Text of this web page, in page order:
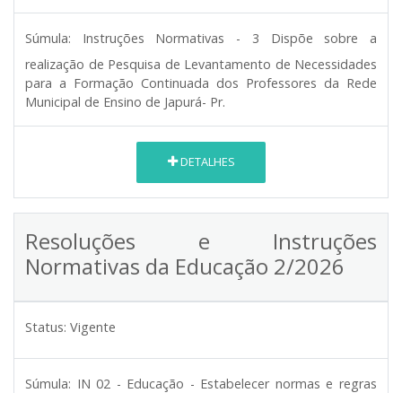
Súmula:
Instruções Normativas - 3 Dispõe sobre a
realização de Pesquisa de Levantamento de Necessidades
para a Formação Continuada dos Professores da Rede
Municipal de Ensino de Japurá- Pr.
DETALHES
Resoluções e Instruções
Normativas da Educação 2/2026
Status: Vigente
Súmula: IN 02 - Educação - Estabelecer normas e regras